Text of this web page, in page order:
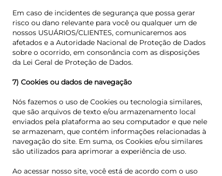
Em caso de incidentes de segurança que possa gerar
risco ou dano relevante para você ou qualquer um de
nossos USUÁRIOS/CLIENTES, comunicaremos aos
afetados e a Autoridade Nacional de Proteção de Dados
sobre o ocorrido, em consonância com as disposições
da Lei Geral de Proteção de Dados.
7) Cookies ou dados de navegação
Nós fazemos o uso de Cookies ou tecnologia similares,
que são arquivos de texto e/ou armazenamento local
enviados pela plataforma ao seu computador e que nele
se armazenam, que contém informações relacionadas à
navegação do site. Em suma, os Cookies e/ou similares
são utilizados para aprimorar a experiência de uso.
Ao acessar nosso site, você está de acordo com o uso